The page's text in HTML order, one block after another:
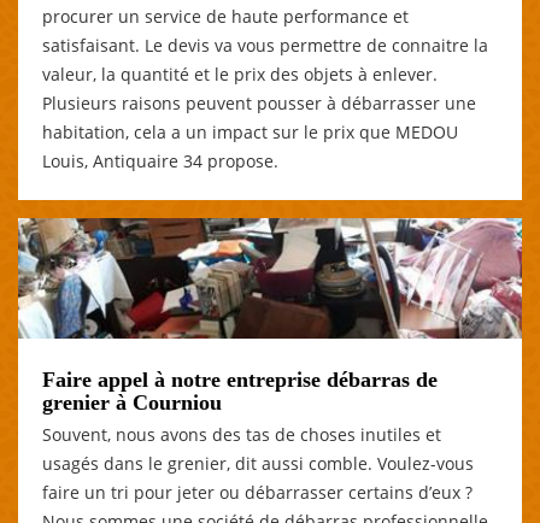
procurer un service de haute performance et
satisfaisant. Le devis va vous permettre de connaitre la
valeur, la quantité et le prix des objets à enlever.
Plusieurs raisons peuvent pousser à débarrasser une
habitation, cela a un impact sur le prix que MEDOU
Louis, Antiquaire 34 propose.
Faire appel à notre entreprise débarras de
grenier à Courniou
Souvent, nous avons des tas de choses inutiles et
usagés dans le grenier, dit aussi comble. Voulez-vous
faire un tri pour jeter ou débarrasser certains d’eux ?